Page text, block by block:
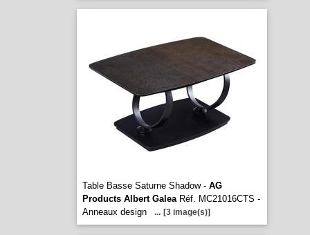
Table Basse Saturne Shadow - AG
Products Albert GaleaRéf. MC21016CTS -
Anneaux design
... [3 image(s)]